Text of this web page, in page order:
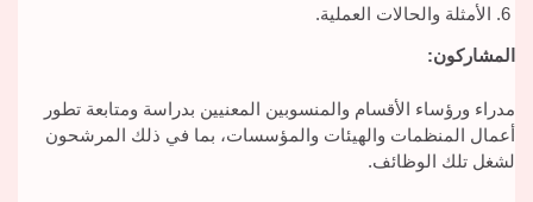
الأمثلة والحالات العملية.
المشاركون:
مدراء ورؤساء الأقسام والمنسوبين المعنيين بدراسة ومتابعة تطور
أعمال المنظمات والهيئات والمؤسسات، بما في ذلك المرشحون
لشغل تلك الوظائف.